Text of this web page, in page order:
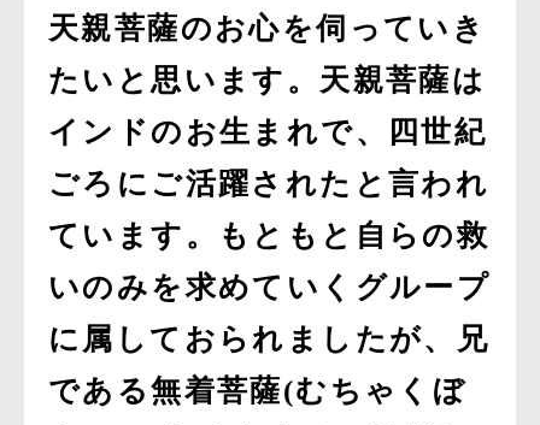
天親菩薩のお心を伺っていき
たいと思います。天親菩薩は
インドのお生まれで、四世紀
ごろにご活躍されたと言われ
ています。もともと自らの救
いのみを求めていくグループ
に属しておられましたが、兄
である無着菩薩(むちゃくぼ